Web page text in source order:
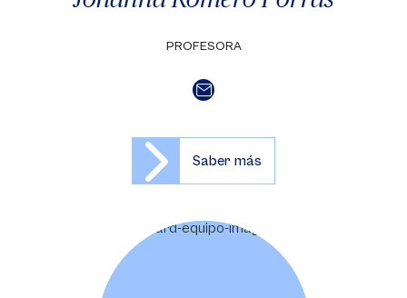
PROFESORA
Saber más